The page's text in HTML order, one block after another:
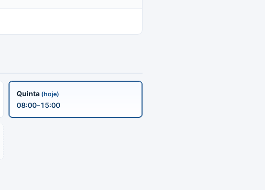
Quinta (hoje)
08:00–15:00